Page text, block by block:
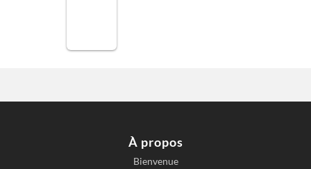
À propos
Bienvenue